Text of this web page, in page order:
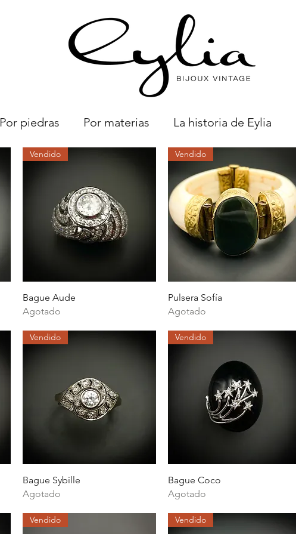
Por piedras Por materias La historia de Eylia
Vista rápida
Vendido
Bague Aude
Agotado
Vista rápida
Vendido
Pulsera Sofía
Agotado
Vista rápida
Vendido
Bague Sybille
Agotado
Vista rápida
Vendido
Bague Coco
Agotado
Vendido Vendido